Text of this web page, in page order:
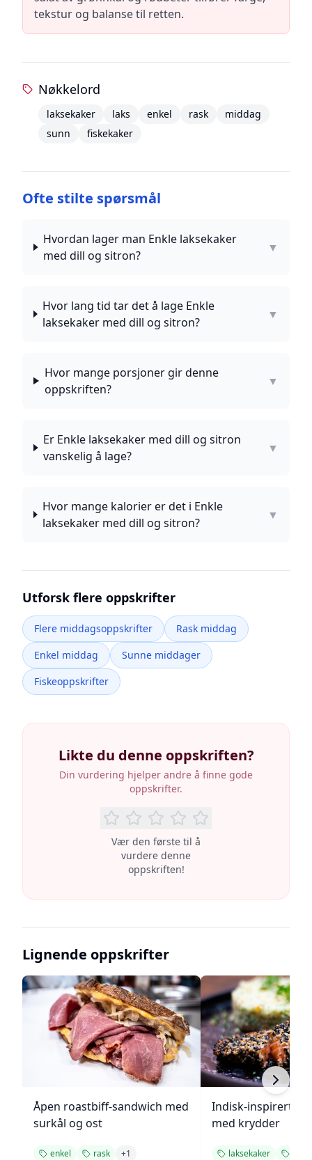
tekstur og balanse til retten.
Nøkkelord
laksekaker laks enkel rask
middag
sunn
fiskekaker
Ofte stilte spørsmål
Hvordan lager man Enkle laksekaker
med dill og sitron?
▼
Hvor lang tid tar det å lage Enkle
laksekaker med dill og sitron?
▼
Hvor mange porsjoner gir denne
oppskriften?
▼
Er Enkle laksekaker med dill og sitron
vanskelig å lage?
▼
Hvor mange kalorier er det i Enkle
laksekaker med dill og sitron?
▼
Utforsk flere oppskrifter
Flere middagsoppskrifter
Rask middag
Enkel middag
Sunne middager
Fiskeoppskrifter
Likte du denne oppskriften?
Din vurdering hjelper andre å finne gode
oppskrifter.
Vær den første til å
vurdere denne
oppskriften!
Lignende oppskrifter
Åpen roastbiff-sandwich med
surkål og ost
enkel rask +1
Indisk-inspirert
med krydder
laksekaker